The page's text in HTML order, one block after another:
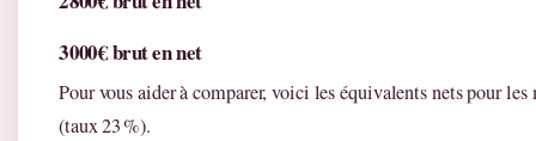
3 000 € brut en net
Pour vous aider à comparer, voici les équivalents nets pour
(taux 23 %).